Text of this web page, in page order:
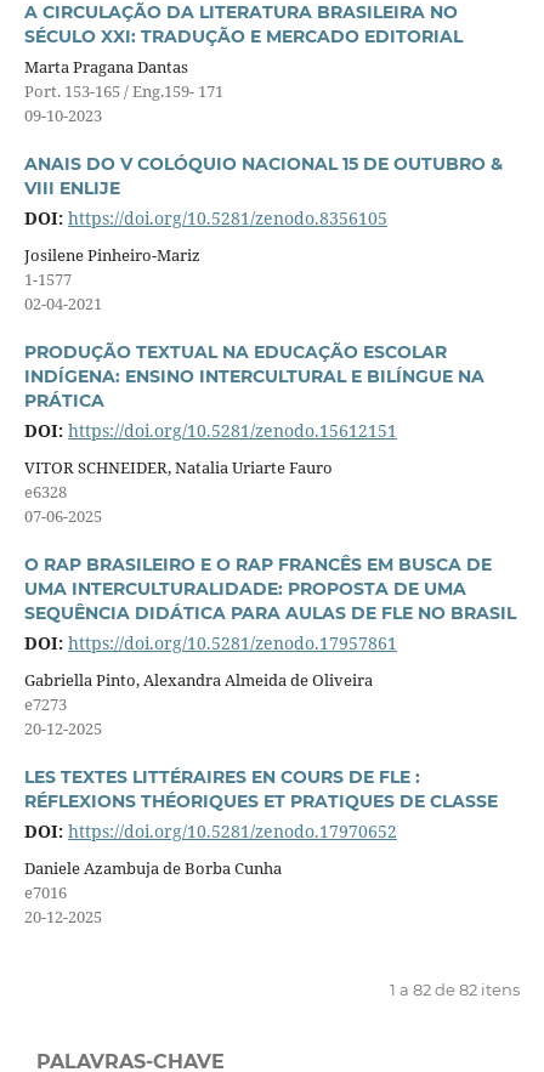
A CIRCULAÇÃO DA LITERATURA BRASILEIRA NO
SÉCULO XXI: TRADUÇÃO E MERCADO EDITORIAL
Marta Pragana Dantas
Port. 153-165 / Eng.159- 171
09-10-2023
ANAIS DO V COLÓQUIO NACIONAL 15 DE OUTUBRO &
VIII ENLIJE
DOI: https://doi.org/10.5281/zenodo.8356105
Josilene Pinheiro-Mariz
1-1577
02-04-2021
PRODUÇÃO TEXTUAL NA EDUCAÇÃO ESCOLAR
INDÍGENA: ENSINO INTERCULTURAL E BILÍNGUE NA
PRÁTICA
DOI: https://doi.org/10.5281/zenodo.15612151
VITOR SCHNEIDER, Natalia Uriarte Fauro
e6328
07-06-2025
O RAP BRASILEIRO E O RAP FRANCÊS EM BUSCA DE
UMA INTERCULTURALIDADE: PROPOSTA DE UMA
SEQUÊNCIA DIDÁTICA PARA AULAS DE FLE NO BRASIL
DOI: https://doi.org/10.5281/zenodo.17957861
Gabriella Pinto, Alexandra Almeida de Oliveira
e7273
20-12-2025
LES TEXTES LITTÉRAIRES EN COURS DE FLE :
RÉFLEXIONS THÉORIQUES ET PRATIQUES DE CLASSE
DOI: https://doi.org/10.5281/zenodo.17970652
Daniele Azambuja de Borba Cunha
e7016
20-12-2025
1 a 82 de 82 itens
PALAVRAS-CHAVE